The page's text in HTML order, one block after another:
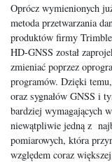
Oprócz wymienionych
metoda przetwarzania
produktów firmy
HD-GNSS został
zmieniać poprzez
programów. Dzięki
oraz sygnałów GNSS i
bardziej wymagających
niewątpliwie jedną z
pomiarowych, która
względem coraz